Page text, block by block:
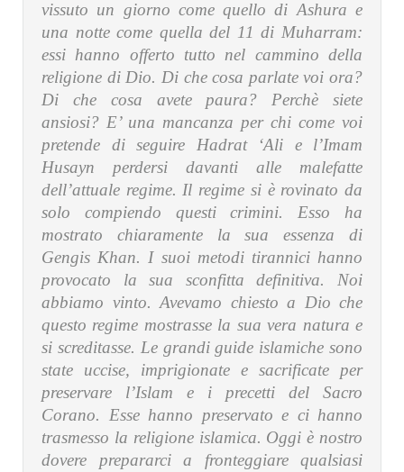
vissuto un giorno come quello di Ashura e
una notte come quella del 11 di Muharram:
essi hanno offerto tutto nel cammino della
religione di Dio. Di che cosa parlate voi ora?
Di che cosa avete paura? Perchè siete
ansiosi? E’ una mancanza per chi come voi
pretende di seguire Hadrat ‘Ali e l’Imam
Husayn perdersi davanti alle malefatte
dell’attuale regime. Il regime si è rovinato da
solo compiendo questi crimini. Esso ha
mostrato chiaramente la sua essenza di
Gengis Khan. I suoi metodi tirannici hanno
provocato la sua sconfitta definitiva. Noi
abbiamo vinto. Avevamo chiesto a Dio che
questo regime mostrasse la sua vera natura e
si screditasse. Le grandi guide islamiche sono
state uccise, imprigionate e sacrificate per
preservare l’Islam e i precetti del Sacro
Corano. Esse hanno preservato e ci hanno
trasmesso la religione islamica. Oggi è nostro
dovere prepararci a fronteggiare qualsiasi